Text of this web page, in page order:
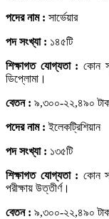
পদের নাম : সার্ভেয়ার
পদ সংখ্যা : ১৪৫টি
শিক্ষাগত যোগ্যতা : কোন
ডিপ্লোমা।
বেতন : ৯,৩০০-২২,৪৯০
পদের নাম : ইলেকট্রিশিয়ান
পদ সংখ্যা : ১৩৫টি
শিক্ষাগত যোগ্যতা : কোন
পরীক্ষায় উত্তীর্ণ।
বেতন : ৯,৩০০-২২,৪৯০